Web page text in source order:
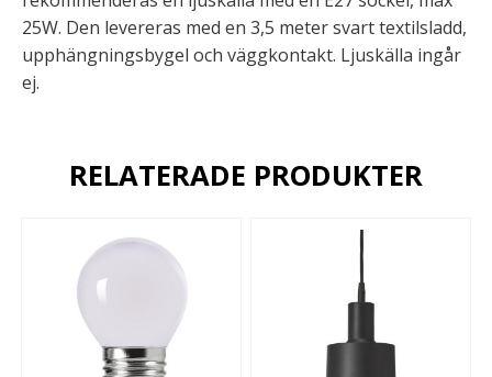
25W. Den levereras med en 3,5 meter svart textilsladd,
upphängningsbygel och väggkontakt. Ljuskälla ingår
ej.
RELATERADE PRODUKTER